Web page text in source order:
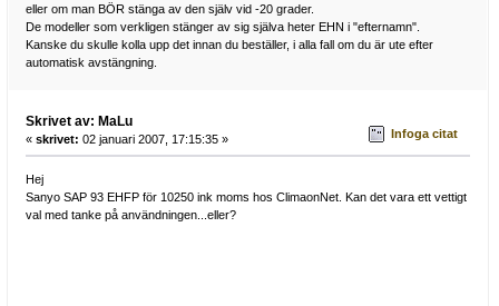
eller om man BÖR stänga av den själv vid -20 grader.
De modeller som verkligen stänger av sig själva heter EHN i "efternamn".
Kanske du skulle kolla upp det innan du beställer, i alla fall om du är ute efter
automatisk avstängning.
Skrivet av: MaLu
« skrivet: 02 januari 2007, 17:15:35 » Infoga citat
Hej
Sanyo SAP 93 EHFP för 10250 ink moms hos ClimaonNet. Kan det vara ett vettigt
val med tanke på användningen...eller?